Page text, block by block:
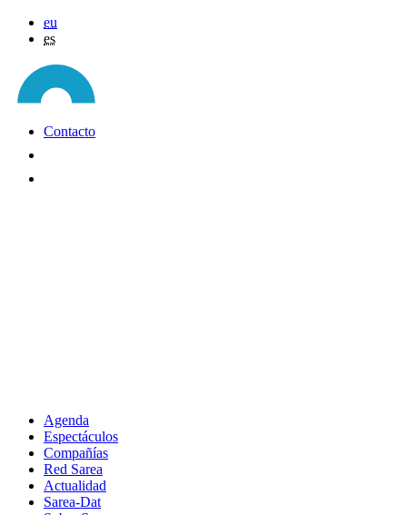
eu
es
Contacto
Agenda
Espectáculos
Compañías
Red Sarea
Actualidad
Sarea-Dat